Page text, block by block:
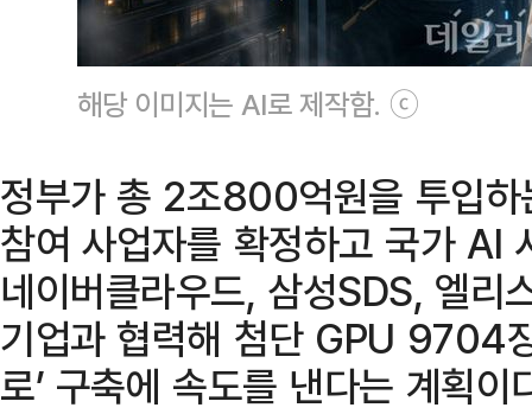
해당 이미지는 AI로 제작함. ⓒ
정부가 총 2조800억원을 투입
참여 사업자를 확정하고 국가 AI
네이버클라우드, 삼성SDS, 엘리
기업과 협력해 첨단 GPU 9704
로’ 구축에 속도를 낸다는 계획이